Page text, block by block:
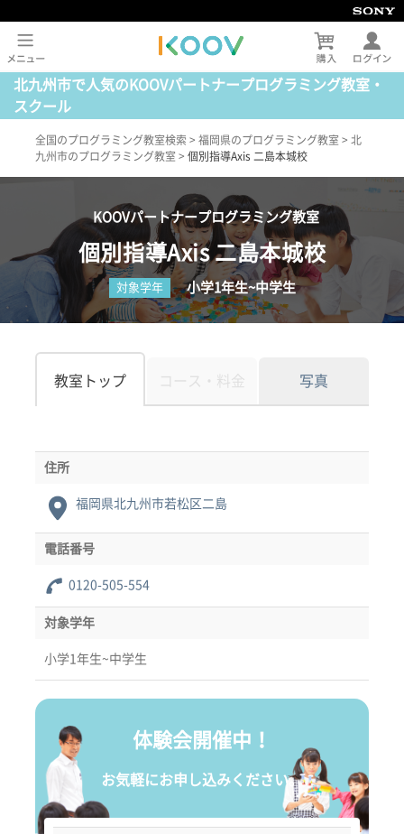
北九州市で人気のKOOVパートナープログラミング教室・
スクール
全国のプログラミング教室検索 > 福岡県のプログラミング教室 > 北
九州市のプログラミング教室 > 個別指導Axis 二島本城校
KOOVパートナープログラミング教室
個別指導Axis 二島本城校
対象学年 小学1年生~中学生
教室トップ コース・料金 写真
住所
福岡県北九州市若松区二島
電話番号
0120-505-554
対象学年
小学1年生~中学生
体験会開催中！
お気軽にお申し込みください。